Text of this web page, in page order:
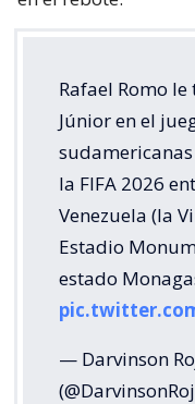
Rafael Romo
Júnior en el
la FIFA 2026
Venezuela (la
Estadio
estado
— Darvinson